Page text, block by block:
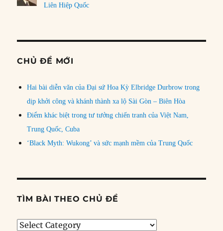
Liên Hiệp Quốc
CHỦ ĐỀ MỚI
Hai bài diễn văn của Đại sứ Hoa Kỳ Elbridge Durbrow trong
dịp khởi công và khánh thành xa lộ Sài Gòn – Biên Hòa
Điểm khác biệt trong tư tưởng chiến tranh của Việt Nam,
Trung Quốc, Cuba
‘Black Myth: Wukong’ và sức mạnh mềm của Trung Quốc
TÌM BÀI THEO CHỦ ĐỀ
Tìm